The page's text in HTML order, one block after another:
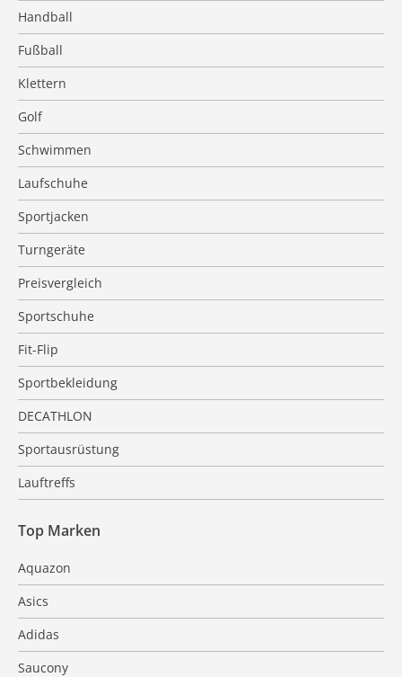
Handball
Fußball
Klettern
Golf
Schwimmen
Laufschuhe
Sportjacken
Turngeräte
Preisvergleich
Sportschuhe
Fit-Flip
Sportbekleidung
DECATHLON
Sportausrüstung
Lauftreffs
Top Marken
Aquazon
Asics
Adidas
Saucony